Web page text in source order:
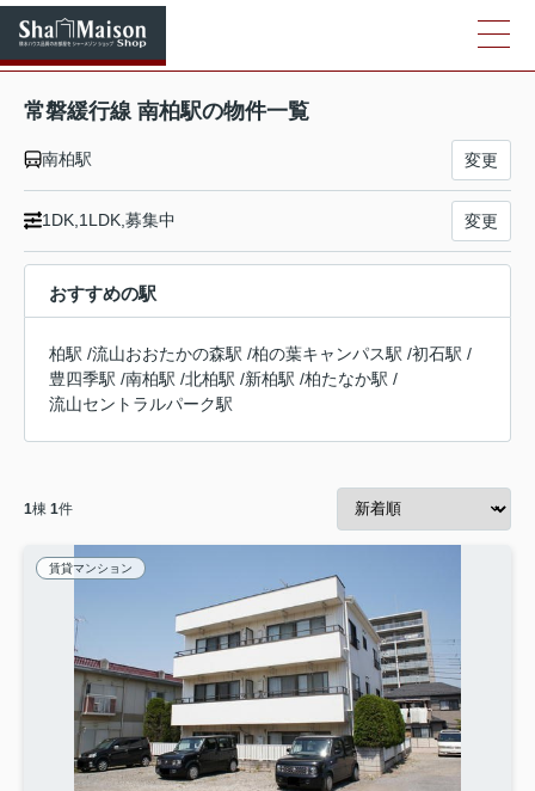
常磐緩行線 南柏駅の物件一覧
南柏駅 変更
1DK,1LDK,募集中 変更
おすすめの駅
柏駅 /流山おおたかの森駅 /柏の葉キャンパス駅 /初石駅 /
豊四季駅 /南柏駅 /北柏駅 /新柏駅 /柏たなか駅 /
流山セントラルパーク駅
1棟 1件
賃貸マンション